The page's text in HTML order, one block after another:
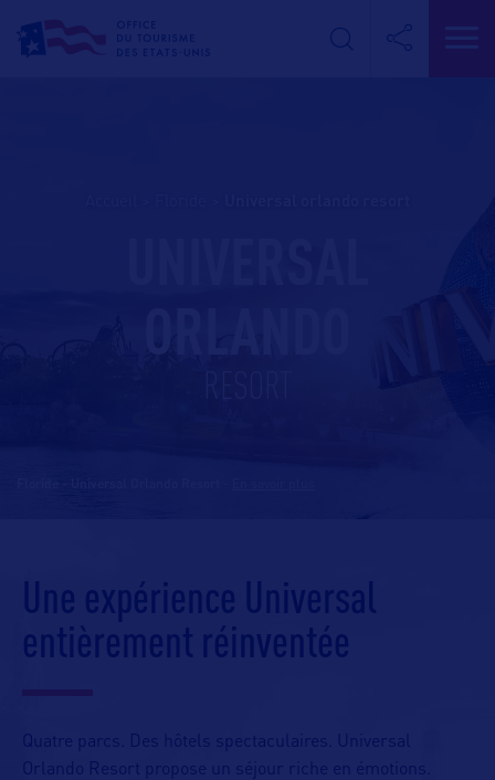
Une expérience Universal
entièrement réinventée
Quatre parcs. Des hôtels spectaculaires. Universal
Orlando Resort propose un séjour riche en émotions.